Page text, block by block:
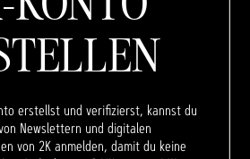
erstellst und verifizierst, kannst du
Newslettern und digitalen
von 2K anmelden, damit du keine